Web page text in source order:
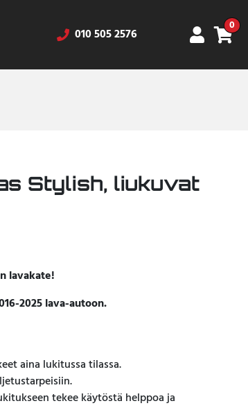
010 505 2576
0
Stylish, liukuvat
lavakate!
2025 lava-autoon.
aina lukitussa tilassa.
tekee käytöstä helppoa ja